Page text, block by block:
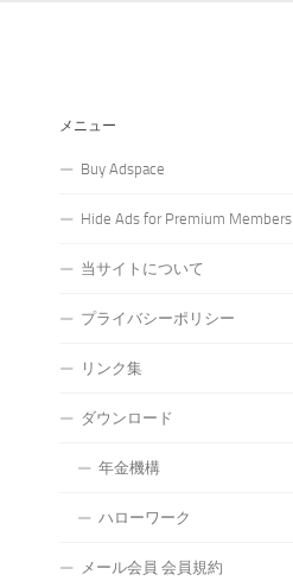
メニュー
Buy Adspace
Hide Ads for Premium Members
当サイトについて
プライバシーポリシー
リンク集
ダウンロード
年金機構
ハローワーク
メール会員 会員規約